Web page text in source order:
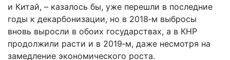
и Китай, – казалось бы, уже перешли в последние
годы к декарбонизации, но в 2018‑м выбросы
вновь выросли в обоих государствах, а в КНР
продолжили расти и в 2019‑м, даже несмотря на
замедление экономического роста.